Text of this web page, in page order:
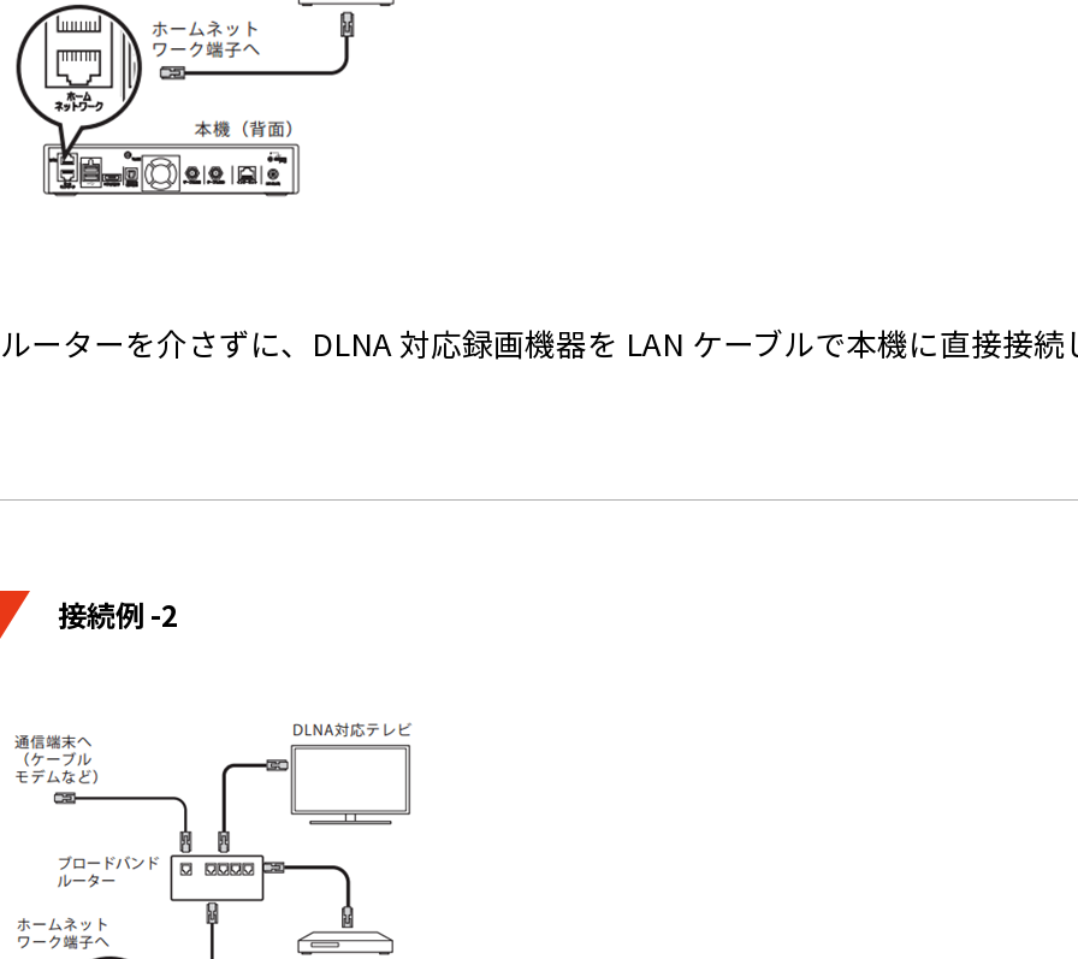
ルーターを介さずに、DLNA 対応録画機器を LAN ケーブルで本機に直接接続
接続例 -2